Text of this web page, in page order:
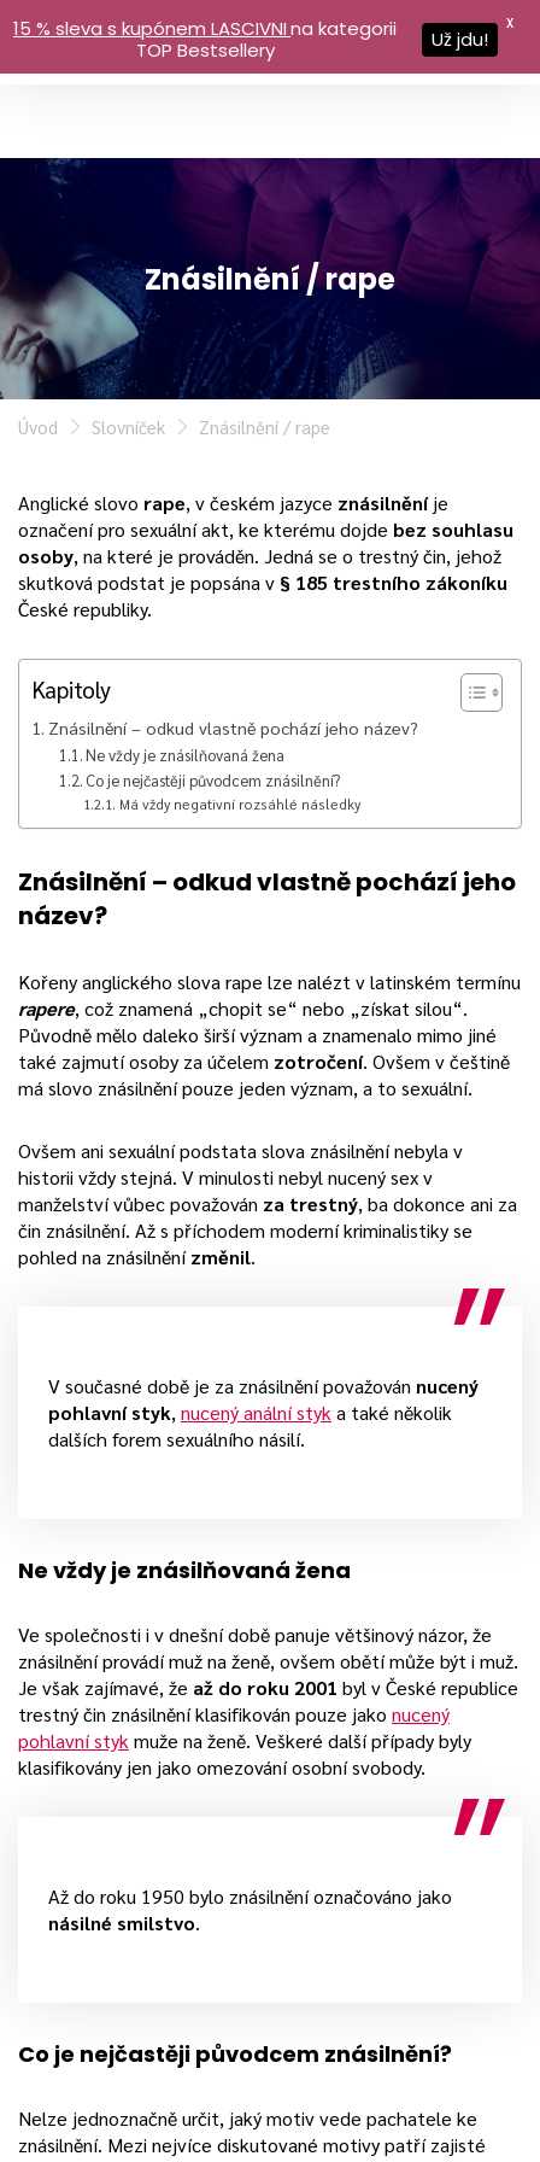
Znásilnění / rape
Úvod Slovníček Znásilnění / rape
Anglické slovo rape, v českém jazyce znásilněníje
označení pro sexuální akt, ke kterému dojde bez souhlasu
osoby, na které je prováděn. Jedná se o trestný čin, jehož
skutková podstat je popsána v § 185 trestního zákoníku
České republiky.
Kapitoly
Znásilnění – odkud vlastně pochází jeho název?
Ne vždy je znásilňovaná žena
Co je nejčastěji původcem znásilnění?
Má vždy negativní rozsáhlé následky
Znásilnění – odkud vlastně pochází jeho
název?
Kořeny anglického slova rape lze nalézt v latinském termínu
rapere, což znamená „chopit se“ nebo „získat silou“.
Původně mělo daleko širší význam a znamenalo mimo jiné
také zajmutí osoby za účelem zotročení. Ovšem v češtině
má slovo znásilnění pouze jeden význam, a to sexuální.
Ovšem ani sexuální podstata slova znásilnění nebyla v
historii vždy stejná. V minulosti nebyl nucený sex v
manželství vůbec považován za trestný, ba dokonce ani za
čin znásilnění. Až s příchodem moderní kriminalistiky se
pohled na znásilněnízměnil.
V současné době je za znásilnění považován nucený
pohlavní styk, nucený anální styk a také několik
dalších forem sexuálního násilí.
Ne vždy je znásilňovaná žena
Ve společnosti i v dnešní době panuje většinový názor, že
znásilnění provádí muž na ženě, ovšem obětí může být i muž.
Je však zajímavé, že až do roku 2001 byl v České republice
trestný čin znásilnění klasifikován pouze jako nucený
pohlavní styk muže na ženě. Veškeré další případy byly
klasifikovány jen jako omezování osobní svobody.
Až do roku 1950 bylo znásilnění označováno jako
násilné smilstvo.
Co je nejčastěji původcem znásilnění?
Nelze jednoznačně určit, jaký motiv vede pachatele ke
znásilnění. Mezi nejvíce diskutované motivy patří zajisté
15 % sleva s kupónem LASCIVNIna kategorii
TOP Bestsellery
Už jdu!
X